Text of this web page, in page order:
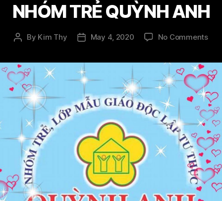
NHÓM TRẺ QUỲNH ANH
Post
By Kim Thy
PostMay 4, 2020 No Commentson